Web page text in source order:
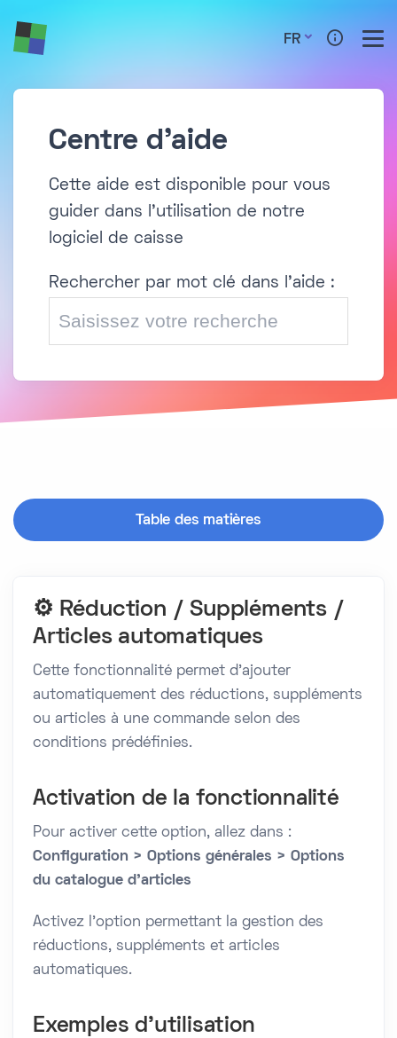
FR
Centre d'aide
Cette aide est disponible pour vous
guider dans l'utilisation de notre
logiciel de caisse
Rechercher par mot clé dans l'aide :
Table des matières
⚙️ Réduction / Suppléments /
Articles automatiques
Cette fonctionnalité permet d’ajouter
automatiquement des réductions, suppléments
ou articles à une commande selon des
conditions prédéfinies.
Activation de la fonctionnalité
Pour activer cette option, allez dans :
Configuration > Options générales > Options
du catalogue d’articles
Activez l’option permettant la gestion des
réductions, suppléments et articles
automatiques.
Exemples d’utilisation